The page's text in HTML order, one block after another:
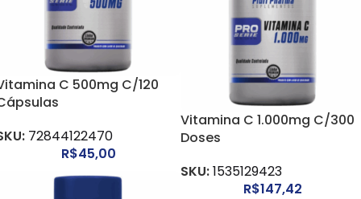
C 500mg C/120
72844122470
R$45,00
Vitamina C 1.000mg C/300
Doses
SKU:1535129423
R$147,42